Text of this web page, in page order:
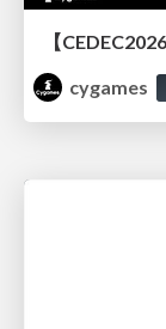
cygames